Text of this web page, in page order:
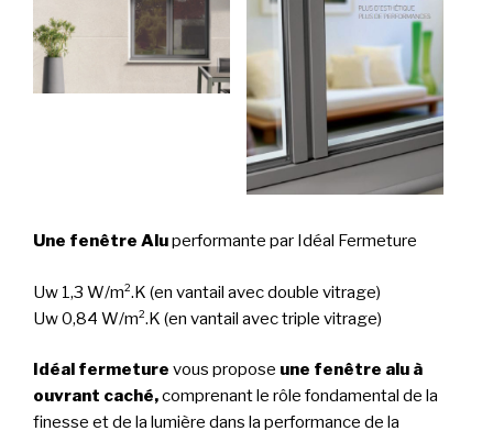
Une fenêtre Aluperformante par Idéal Fermeture
Uw 1,3 W/m².K (en vantail avec double vitrage)
Uw 0,84 W/m².K (en vantail avec triple vitrage)
Idéal fermeture vous propose une fenêtre alu à
ouvrant caché,comprenant le rôle fondamental de la
finesse et de la lumière dans la performance de la